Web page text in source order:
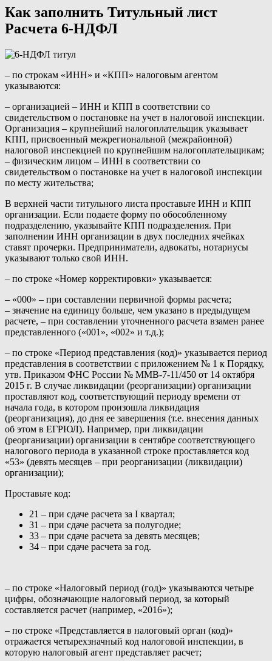
Как заполнить Титульный лист
Расчета 6-НДФЛ
– по строкам «ИНН» и «КПП» налоговым агентом
указываются:
– организацией – ИНН и КПП в соответствии со
свидетельством о постановке на учет в налоговой инспекции.
Организация – крупнейший налогоплательщик указывает
КПП, присвоенный межрегиональной (межрайонной)
налоговой инспекцией по крупнейшим налогоплательщикам;
– физическим лицом – ИНН в соответствии со
свидетельством о постановке на учет в налоговой инспекции
по месту жительства;
В верхней части титульного листа проставьте ИНН и КПП
организации. Если подаете форму по обособленному
подразделению, указывайте КПП подразделения. При
заполнении ИНН организации в двух последних ячейках
ставят прочерки. Предприниматели, адвокаты, нотариусы
указывают только свой ИНН.
– по строке «Номер корректировки» указывается:
– «000» – при составлении первичной формы расчета;
– значение на единицу больше, чем указано в предыдущем
расчете, – при составлении уточненного расчета взамен ранее
представленного («001», «002» и т.д.);
– по строке «Период представления (код)» указывается период
представления в соответствии с приложением № 1 к Порядку,
утв. Приказом ФНС России № ММВ-7-11/450 от 14 октября
2015 г. В случае ликвидации (реорганизации) организации
проставляют код, соответствующий периоду времени от
начала года, в котором произошла ликвидация
(реорганизация), до дня ее завершения (т.е. внесения данных
об этом в ЕГРЮЛ). Например, при ликвидации
(реорганизации) организации в сентябре соответствующего
налогового периода в указанной строке проставляется код
«53» (девять месяцев – при реорганизации (ликвидации)
организации);
Проставьте код:
21 – при сдаче расчета за I квартал;
31 – при сдаче расчета за полугодие;
33 – при сдаче расчета за девять месяцев;
34 – при сдаче расчета за год.
– по строке «Налоговый период (год)» указываются четыре
цифры, обозначающие налоговый период, за который
составляется расчет (например, «2016»);
– по строке «Представляется в налоговый орган (код)»
отражается четырехзначный код налоговой инспекции, в
которую налоговый агент представляет расчет;